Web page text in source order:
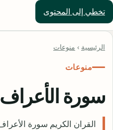
تخطي إلى المحتوى
حلول العالم
الرئيسية › منوعات
منوعات
سورة الأعراف